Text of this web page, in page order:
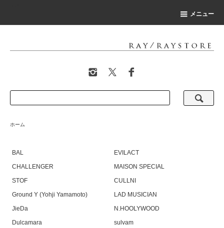
メニュー
ホーム
BAL
EVILACT
CHALLENGER
MAISON SPECIAL
STOF
CULLNI
Ground Y (Yohji Yamamoto)
LAD MUSICIAN
JieDa
N.HOOLYWOOD
Dulcamara
sulvam